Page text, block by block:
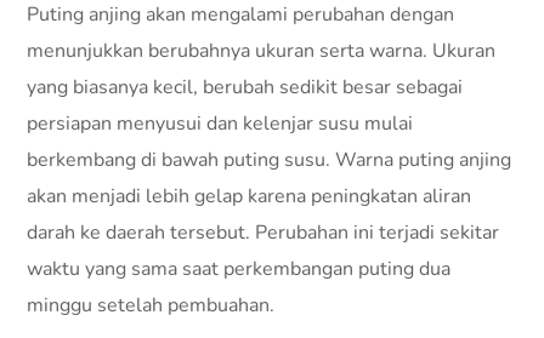
Puting anjing akan mengalami perubahan dengan
menunjukkan berubahnya ukuran serta warna. Ukuran
yang biasanya kecil, berubah sedikit besar sebagai
persiapan menyusui dan kelenjar susu mulai
berkembang di bawah puting susu. Warna puting anjing
akan menjadi lebih gelap karena peningkatan aliran
darah ke daerah tersebut. Perubahan ini terjadi sekitar
waktu yang sama saat perkembangan puting dua
minggu setelah pembuahan.